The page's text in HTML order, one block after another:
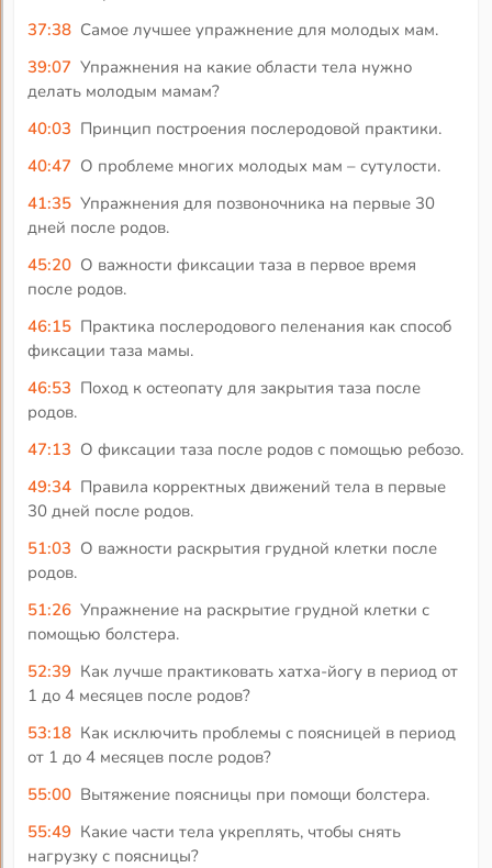
37:38 Самое лучшее упражнение для молодых мам.
39:07 Упражнения на какие области тела нужно
делать молодым мамам?
40:03 Принцип построения послеродовой практики.
40:47 О проблеме многих молодых мам – сутулости.
41:35 Упражнения для позвоночника на первые 30
дней после родов.
45:20 О важности фиксации таза в первое время
после родов.
46:15 Практика послеродового пеленания как способ
фиксации таза мамы.
46:53 Поход к остеопату для закрытия таза после
родов.
47:13 О фиксации таза после родов с помощью ребозо.
49:34 Правила корректных движений тела в первые
30 дней после родов.
51:03 О важности раскрытия грудной клетки после
родов.
51:26 Упражнение на раскрытие грудной клетки с
помощью болстера.
52:39 Как лучше практиковать хатха-йогу в период от
1 до 4 месяцев после родов?
53:18 Как исключить проблемы с поясницей в период
от 1 до 4 месяцев после родов?
55:00 Вытяжение поясницы при помощи болстера.
55:49 Какие части тела укреплять, чтобы снять
нагрузку с поясницы?